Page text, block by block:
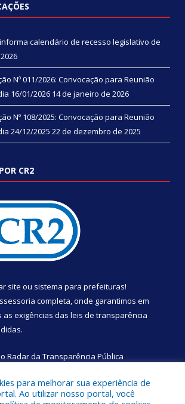
calendário de recesso legislativo de
Nº 011/2026: Convocação para Reunião
16/01/2026 14 de janeiro de 2026
Nº 108/2025: Convocação para Reunião
24/12/2025 22 de dezembro de 2025
CR2
site ou sistema para prefeituras!
completa, onde garantimos em
exigências das leis de transparência
Radar da Transparência Pública
para melhorar sua experiência de
Ao utilizar nosso portal, você